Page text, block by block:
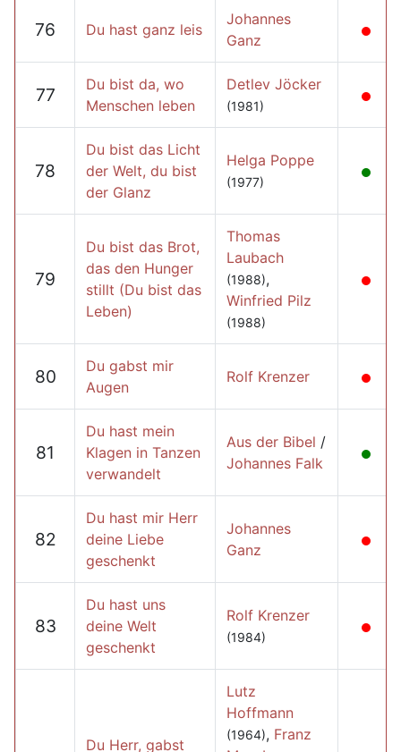
76 Du hast ganz leis
Johannes
Ganz
77
Du bist da, wo
Menschen leben
Detlev Jöcker
(1981)
78
Du bist das Licht
der Welt, du bist
der Glanz
Helga Poppe
(1977)
79
Du bist das Brot,
das den Hunger
stillt (Du bist das
Leben)
Thomas
Laubach
(1988),
Winfried Pilz
(1988)
80
Du gabst mir
Augen
Rolf Krenzer
81
Du hast mein
Klagen in Tanzen
verwandelt
Aus der Bibel /
Johannes Falk
82
Du hast mir Herr
deine Liebe
geschenkt
Johannes
Ganz
83
Du hast uns
deine Welt
geschenkt
Rolf Krenzer
(1984)
Du Herr, gabst
Lutz
Hoffmann
(1964), Franz